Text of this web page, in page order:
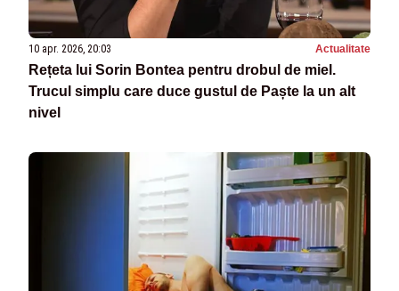
10 apr. 2026, 20:03 Actualitate
Rețeta lui Sorin Bontea pentru drobul de miel.
Trucul simplu care duce gustul de Paște la un alt
nivel